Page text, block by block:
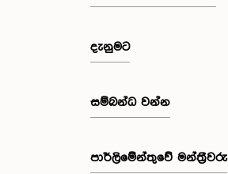
දැනුමට
සම්බන්ධ වන්න
පාර්ලි‌මේන්තුවේ මන්ත්‍රීවරු